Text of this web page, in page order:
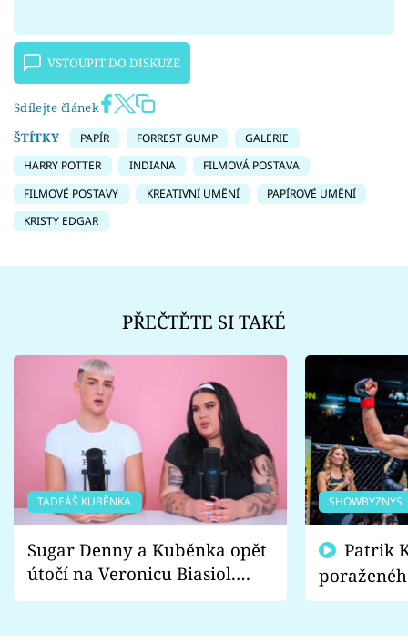
VSTOUPIT DO DISKUZE
Sdílejte článek
ŠTÍTKY
PAPÍR FORREST GUMP
GALERIE
HARRY POTTER
INDIANA
FILMOVÁ POSTAVA
FILMOVÉ POSTAVY
KREATIVNÍ UMĚNÍ
PAPÍROVÉ UMĚNÍ
KRISTY EDGAR
PŘEČTĚTE SI TAKÉ
TADEÁŠ KUBĚNKA
Sugar Denny a Kuběnka opět
útočí na Veronicu Biasiol.
Proč je podle nich falešná a
SHOWBYZNYS
fanoušci